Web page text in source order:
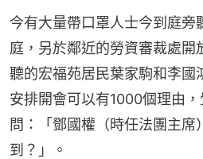
今有大量帶口罩人士今到庭旁
庭，另於鄰近的勞資審裁處開
聽的宏福苑居民葉家駒和李國
安排開會可以有1000個理由
問：「鄧國權（時任法團主席
到？」。